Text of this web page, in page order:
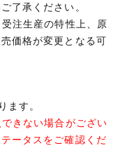
了承ください。
注生産の特性上、原
価格が変更となる可
ます。
きない場合がござい
ータスをご確認くだ